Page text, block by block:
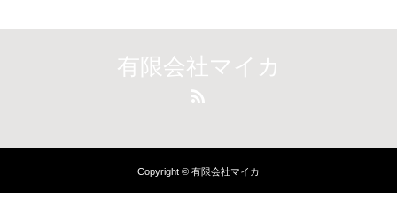
有限会社マイカ
Copyright © 有限会社マイカ